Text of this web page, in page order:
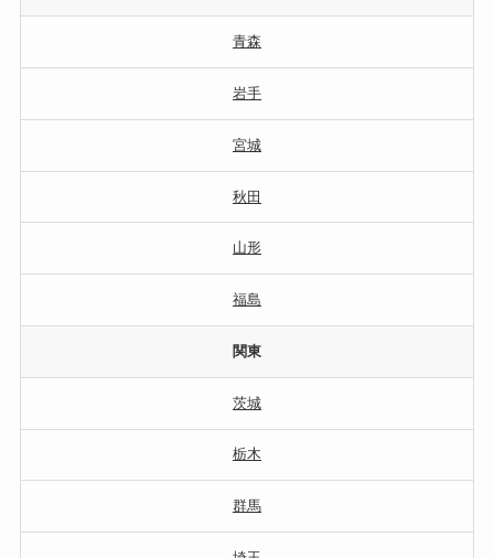
青森
岩手
宮城
秋田
山形
福島
関東
茨城
栃木
群馬